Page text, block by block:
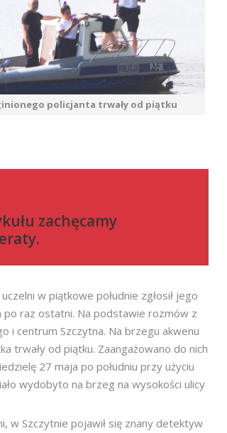
policjanta trwały od piątku
zachęcamy
.
w piątkowe południe zgłosił jego
po raz ostatni. Na podstawie rozmów z
i centrum Szczytna. Na brzegu akwenu
trwały od piątku. Zaangażowano do nich
27 maja po południu przy użyciu
wydobyto na brzeg na wysokości ulicy
w Szczytnie pojawił się znany detektyw